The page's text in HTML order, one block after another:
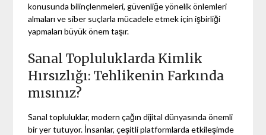
konusunda bilinçlenmeleri, güvenliğe yönelik önlemleri
almaları ve siber suçlarla mücadele etmek için işbirliği
yapmaları büyük önem taşır.
Sanal Topluluklarda Kimlik
Hırsızlığı: Tehlikenin Farkında
mısınız?
Sanal topluluklar, modern çağın dijital dünyasında önemli
bir yer tutuyor. İnsanlar, çeşitli platformlarda etkileşimde